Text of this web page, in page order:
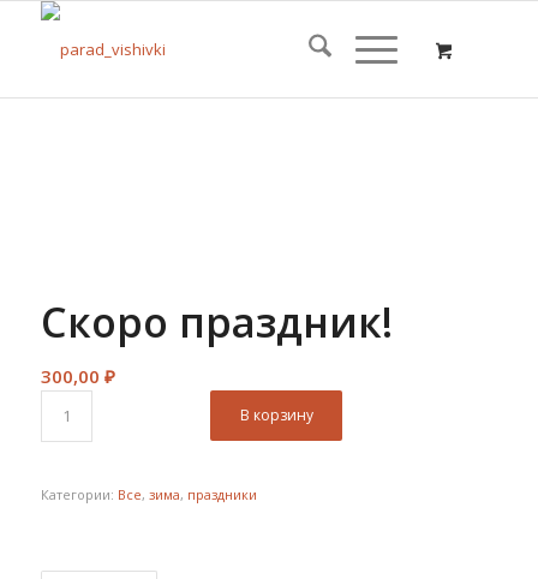
Скоро праздник!
300,00 ₽
В корзину
Категории: Все, зима, праздники